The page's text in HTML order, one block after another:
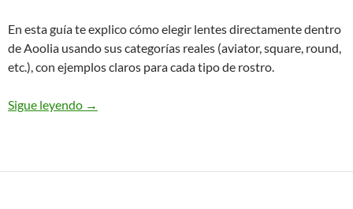
En esta guía te explico cómo elegir lentes directamente dentro
de Aoolia usando sus categorías reales (aviator, square, round,
etc.), con ejemplos claros para cada tipo de rostro.
Sigue leyendo →